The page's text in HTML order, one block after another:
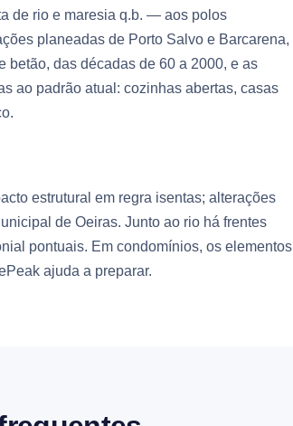
de rio e maresia q.b. — aos polos
planeadas de Porto Salvo e Barcarena,
betão, das décadas de 60 a 2000, e as
ao padrão atual: cozinhas abertas, casas
estrutural em regra isentas; alterações
de Oeiras. Junto ao rio há frentes
pontuais. Em condomínios, os elementos
ajuda a preparar.